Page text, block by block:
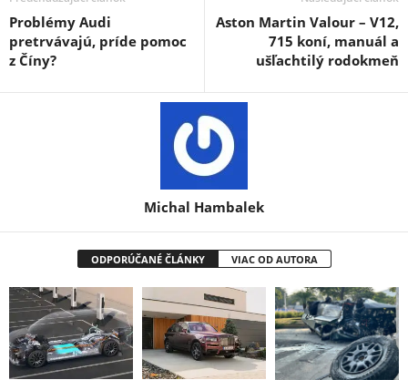
Problémy Audi
pretrvávajú, príde pomoc
z Číny?
Aston Martin Valour – V12,
715 koní, manuál a
ušľachtilý rodokmeň
Michal Hambalek
ODPORÚČANÉ ČLÁNKY VIAC OD AUTORA